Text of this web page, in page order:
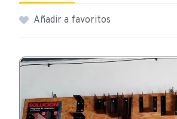
Añadir a favoritos